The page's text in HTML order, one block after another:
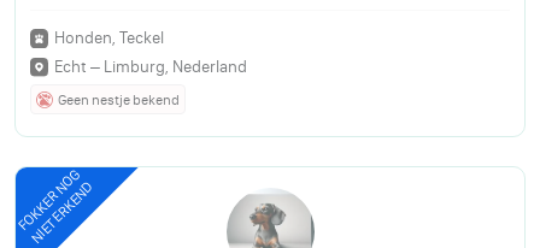
Honden, Teckel
Echt – Limburg, Nederland
Geen nestje bekend
FOKKER NOG
NIET ERKEND